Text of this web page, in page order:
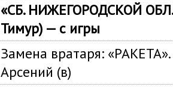
«СБ. НИЖЕГОРОДСКОЙ
Тимур) — с игры
Замена вратаря:
Арсений (в)